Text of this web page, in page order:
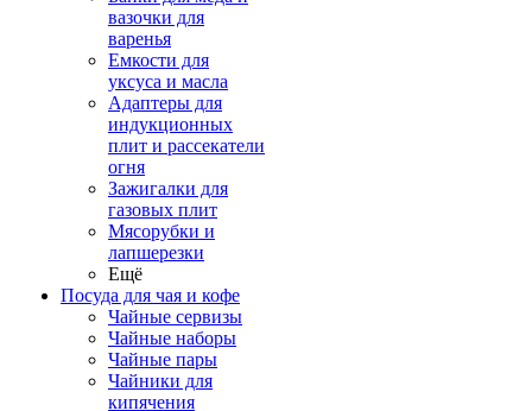
вазочки для
варенья
Емкости для
уксуса и масла
Адаптеры для
индукционных
плит и рассекатели
огня
Зажигалки для
газовых плит
Мясорубки и
лапшерезки
Ещё
Посуда для чая и кофе
Чайные сервизы
Чайные наборы
Чайные пары
Чайники для
кипячения